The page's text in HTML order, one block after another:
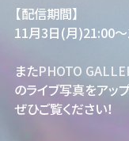
【配信期間】
11月3日(月)21:00
またPHOTO
のライブ写真をアッ
ぜひご覧ください！